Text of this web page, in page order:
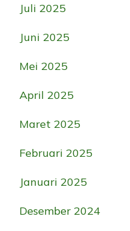
Juli 2025
Juni 2025
Mei 2025
April 2025
Maret 2025
Februari 2025
Januari 2025
Desember 2024